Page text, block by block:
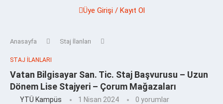
Üye Girişi / Kayıt Ol
Anasayfa Staj İlanları
STAJ İLANLARI
Vatan Bilgisayar San. Tic. Staj Başvurusu – Uzun
Dönem Lise Stajyeri – Çorum Mağazaları
YTÜ Kampüs 1 Nisan 2024 0 yorumlar